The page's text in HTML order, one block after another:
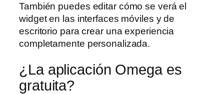
También puedes editar cómo se verá el
widget en las interfaces móviles y de
escritorio para crear una experiencia
completamente personalizada.
¿La aplicación Omega es
gratuita?